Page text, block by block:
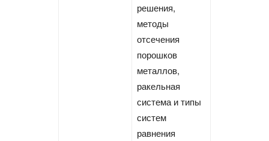
решения,
методы
отсечения
порошков
металлов,
ракельная
система и типы
систем
равнения